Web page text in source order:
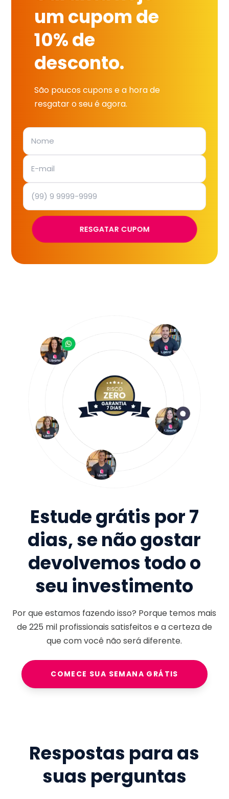
um cupom de
10% de
desconto.
São poucos cupons e a hora de
resgatar o seu é agora.
RESGATAR CUPOM
Estude grátis por 7
dias, se não gostar
devolvemos todo o
seu investimento
Por que estamos fazendo isso? Porque temos mais
de225 milprofissionais satisfeitos e a certeza de
que com você não será diferente.
COMECE SUA SEMANA GRÁTIS
Respostas para as
suas perguntas